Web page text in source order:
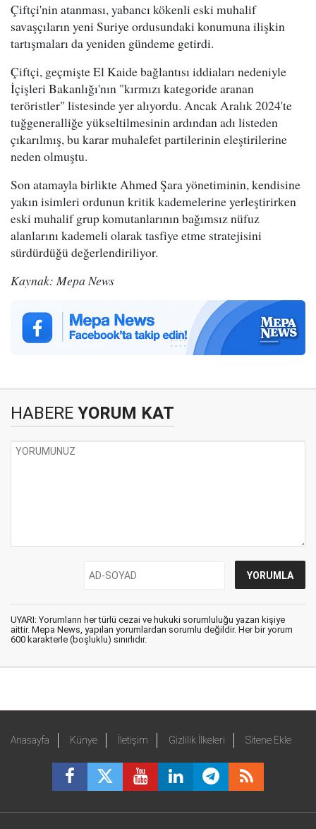
Çiftçi'nin atanması, yabancı kökenli eski muhalif
savaşçıların yeni Suriye ordusundaki konumuna ilişkin
tartışmaları da yeniden gündeme getirdi.
Çiftçi, geçmişte El Kaide bağlantısı iddiaları nedeniyle
İçişleri Bakanlığı'nın "kırmızı kategoride aranan
teröristler" listesinde yer alıyordu. Ancak Aralık 2024'te
tuğgeneralliğe yükseltilmesinin ardından adı listeden
çıkarılmış, bu karar muhalefet partilerinin eleştirilerine
neden olmuştu.
Son atamayla birlikte Ahmed Şara yönetiminin, kendisine
yakın isimleri ordunun kritik kademelerine yerleştirirken
eski muhalif grup komutanlarının bağımsız nüfuz
alanlarını kademeli olarak tasfiye etme stratejisini
sürdürdüğü değerlendiriliyor.
Kaynak: Mepa News
HABERE YORUM KAT
UYARI: Yorumların her türlü cezai ve hukuki sorumluluğu yazan kişiye
aittir. Mepa News, yapılan yorumlardan sorumlu değildir. Her bir yorum
600 karakterle (boşluklu) sınırlıdır.
Anasayfa Künye İletişim Gizlilik İlkeleri Sitene Ekle